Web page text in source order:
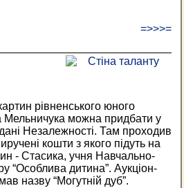
=>>>=
рівненського юного
Мельничука можна придбати у
Незалежності. Там проходив
кошти з якого підуть на
- Стасика, учня Навчально-
“Особлива дитина”. Аукціон-
назву “Могутній дуб”.